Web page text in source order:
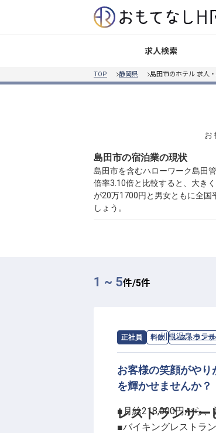
求人検索
TOP 静岡県 島田市のホテル 求人
お
島田市の宿泊業の現状
島田市を含むハローワーク島田
倍率3.10倍と比較すると、大き
が20万1700円と男女ともに全国
しょう。
1 ~ 5件/5件
正社員 料飲 レストラン
レストランサー
求人情報：川根温泉ホテ
お客様の笑顔がや
を輝かせませんか？
■月給218,000円から
■バイキングレストラ